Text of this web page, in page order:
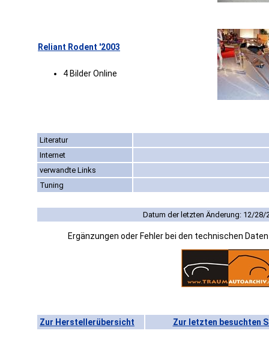
Reliant Rodent '2003
4 Bilder Online
Literatur
Internet
verwandte Links
Tuning
Datum der letzten Änderung: 12/28/
Ergänzungen oder Fehler bei den technischen
Zur Herstellerübersicht Zur letzten besuchten